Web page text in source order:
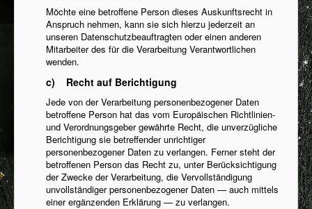
Möchte eine betroffene Person dieses Auskunftsrecht in
Anspruch nehmen, kann sie sich hierzu jederzeit an
unseren Datenschutzbeauftragten oder einen anderen
Mitarbeiter des für die Verarbeitung Verantwortlichen
wenden.
c) Recht auf Berichtigung
Jede von der Verarbeitung personenbezogener Daten
betroffene Person hat das vom Europäischen Richtlinien-
und Verordnungsgeber gewährte Recht, die unverzügliche
Berichtigung sie betreffender unrichtiger
personenbezogener Daten zu verlangen. Ferner steht der
betroffenen Person das Recht zu, unter Berücksichtigung
der Zwecke der Verarbeitung, die Vervollständigung
unvollständiger personenbezogener Daten — auch mittels
einer ergänzenden Erklärung — zu verlangen.